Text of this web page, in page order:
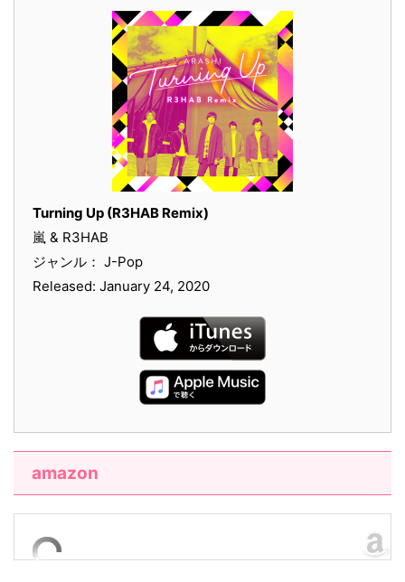
Turning Up (R3HAB Remix)
嵐 & R3HAB
ジャンル： J-Pop
Released: January 24, 2020
amazon